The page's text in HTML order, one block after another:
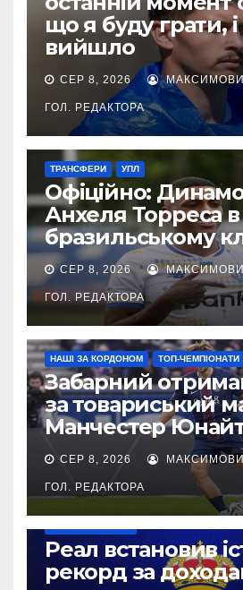
що я буду грати, і
вийшло
СЕР 8, 2026
ГОЛ. РЕДАКТОРА
ТРАНСФЕРИ УПЛ
Офіційно:
Анхеля Торреса
бразильському
СЕР 8, 2026
ГОЛ. РЕДАКТОРА
НАШІ ЗА КОРДОНОМ ТОП-ЧЕМПІОНАТИ
Забарний
за товариський
Манчестер
СЕР 8, 2026
ГОЛ. РЕДАКТОРА
Реал встановив
рекорд за